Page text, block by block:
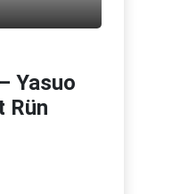
Yasuo
Rün